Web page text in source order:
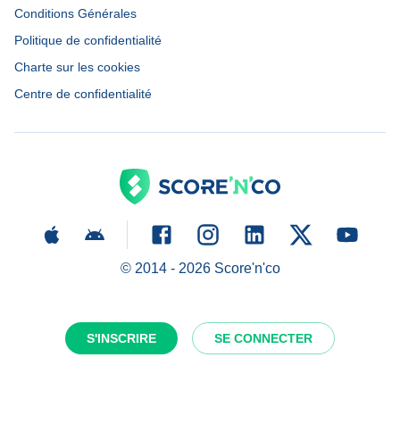
S'INSCRIRE SE CONNECTER
Conditions Générales
Politique de confidentialité
Charte sur les cookies
Centre de confidentialité
© 2014 - 2026Score'n'co